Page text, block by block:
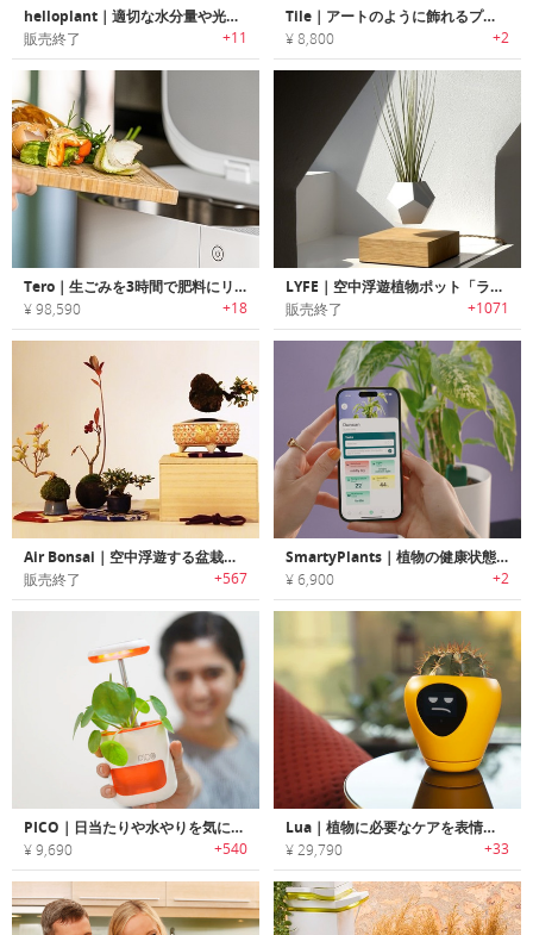
helloplant｜適切な水分量や光強度をお知らせする植物用スマートセンサー「ハロープラント」
販売終了 +11
Tile｜アートのように飾れるプランター
¥ 8,800 +2
Tero｜生ごみを3時間で肥料にリサイクルするエコフレンドリーディスポーザー「テロー」
¥ 98,590 +18
LYFE｜空中浮遊植物ポット「ライフ」
販売終了 +1071
Air Bonsai｜空中浮遊する盆栽「エアーボンサイ」
販売終了 +567
SmartyPlants｜植物の健康状態をモニタリングするセンサー
¥ 6,900 +2
PICO｜日当たりや水やりを気にせずに植物やハーブを栽培できる手のひらサイズ植物栽培システム「ピコ」
¥ 9,690 +540
Lua｜植物に必要なケアを表情でキュートにお知らせするスマートプランター「ルア」
¥ 29,790 +33